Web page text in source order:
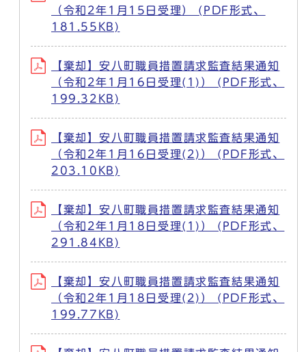
（令和2年1月15日受理） (PDF形式、
181.55KB)
【棄却】安八町職員措置請求監査結果通知
（令和2年1月16日受理(1)） (PDF形式、
199.32KB)
【棄却】安八町職員措置請求監査結果通知
（令和2年1月16日受理(2)） (PDF形式、
203.10KB)
【棄却】安八町職員措置請求監査結果通知
（令和2年1月18日受理(1)） (PDF形式、
291.84KB)
【棄却】安八町職員措置請求監査結果通知
（令和2年1月18日受理(2)） (PDF形式、
199.77KB)